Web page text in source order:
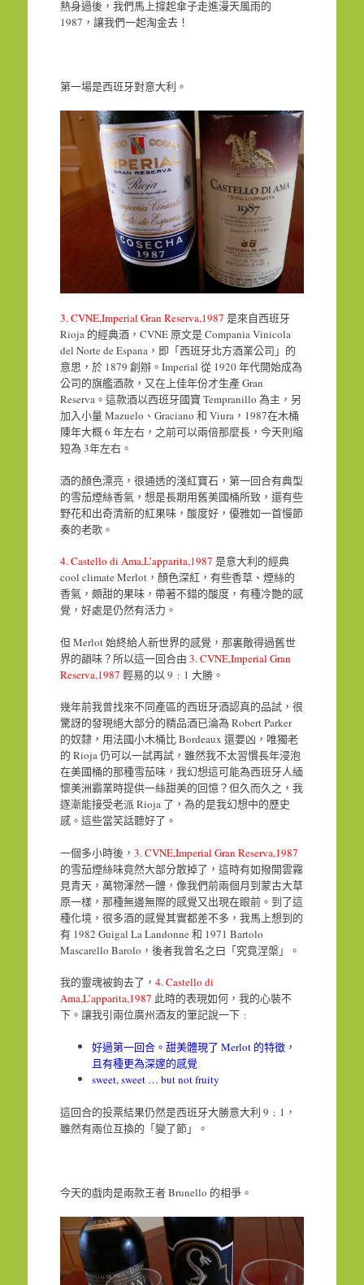
熱身過後，我們馬上撐起傘子走進漫天風雨的
1987，讓我們一起淘金去！
第一場是西班牙對意大利。
3. CVNE,Imperial Gran Reserva,1987 是來自西班牙
Rioja 的經典酒，CVNE 原文是 Compania Vinicola
del Norte de Espana，即「西班牙北方酒業公司」的
意思，於 1879 創辦。Imperial 從 1920 年代開始成為
公司的旗艦酒款，又在上佳年份才生產 Gran
Reserva。這款酒以西班牙國寶 Tempranillo 為主，另
加入小量 Mazuelo、Graciano 和 Viura，1987在木桶
陳年大概 6 年左右，之前可以兩倍那麼長，今天則縮
短為 3年左右。
酒的顏色漂亮，很通透的淺紅寶石，第一回合有典型
的雪茄煙絲香氣，想是長期用舊美國桶所致，還有些
野花和出奇清新的紅果味，酸度好，優雅如一首慢節
奏的老歌。
4. Castello di Ama,L’apparita,1987 是意大利的經典
cool climate Merlot，顏色深紅，有些香草、煙絲的
香氣，頗甜的果味，帶著不錯的酸度，有種冷艷的感
覺，好處是仍然有活力。
但 Merlot 始終給人新世界的感覺，那裏敵得過舊世
界的韻味？所以這一回合由 3. CVNE,Imperial Gran
Reserva,1987 輕易的以 9﹕1 大勝。
幾年前我曾找來不同產區的西班牙酒認真的品試，很
驚訝的發現絕大部分的精品酒已淪為 Robert Parker
的奴隸，用法國小木桶比 Bordeaux 還要凶，唯獨老
的 Rioja 仍可以一試再試，雖然我不太習慣長年浸泡
在美國桶的那種雪茄味，我幻想這可能為西班牙人緬
懷美洲霸業時提供一絲甜美的回憶？但久而久之，我
逐漸能接受老派 Rioja 了，為的是我幻想中的歷史
感。這些當笑話聽好了。
一個多小時後， 3. CVNE,Imperial Gran Reserva,1987
的雪茄煙絲味竟然大部分散掉了，這時有如撥開雲霧
見青天，萬物渾然一體，像我們前兩個月到蒙古大草
原一樣，那種無邊無際的感覺又出現在眼前。到了這
種化境，很多酒的感覺其實都差不多，我馬上想到的
有 1982 Guigal La Landonne 和 1971 Bartolo
Mascarello Barolo，後者我曾名之曰「究竟涅槃」。
我的靈魂被鉤去了， 4. Castello di
Ama,L’apparita,1987 此時的表現如何，我的心裝不
下。讓我引兩位廣州酒友的筆記說一下﹕
好過第一回合。甜美體現了 Merlot 的特徵，
且有種更為深邃的感覺
sweet, sweet … but not fruity
這回合的投票結果仍然是西班牙大勝意大利 9﹕1，
雖然有兩位互換的「變了節」。
今天的戲肉是兩款王者 Brunello 的相爭。